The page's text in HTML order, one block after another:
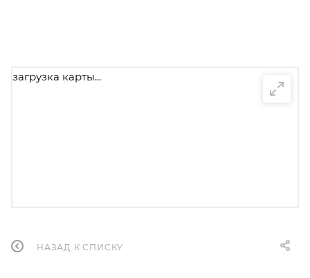
загрузка карты...
НАЗАД К СПИСКУ